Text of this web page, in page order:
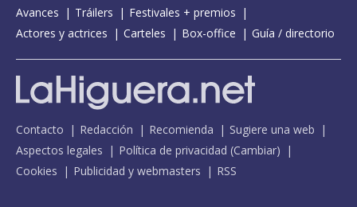
Avances
Tráilers
Festivales + premios
Actores y actrices
Carteles Box-office Guía / directorio
Contacto Redacción Recomienda
Sugiere una web
Aspectos legales
Política de privacidad (Cambiar)
Cookies
Publicidad y webmasters RSS